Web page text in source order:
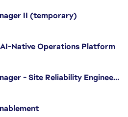
II (temporary)
Native Operations Platform
Technical Program Manager - Site Reliability Engineering (SRE)